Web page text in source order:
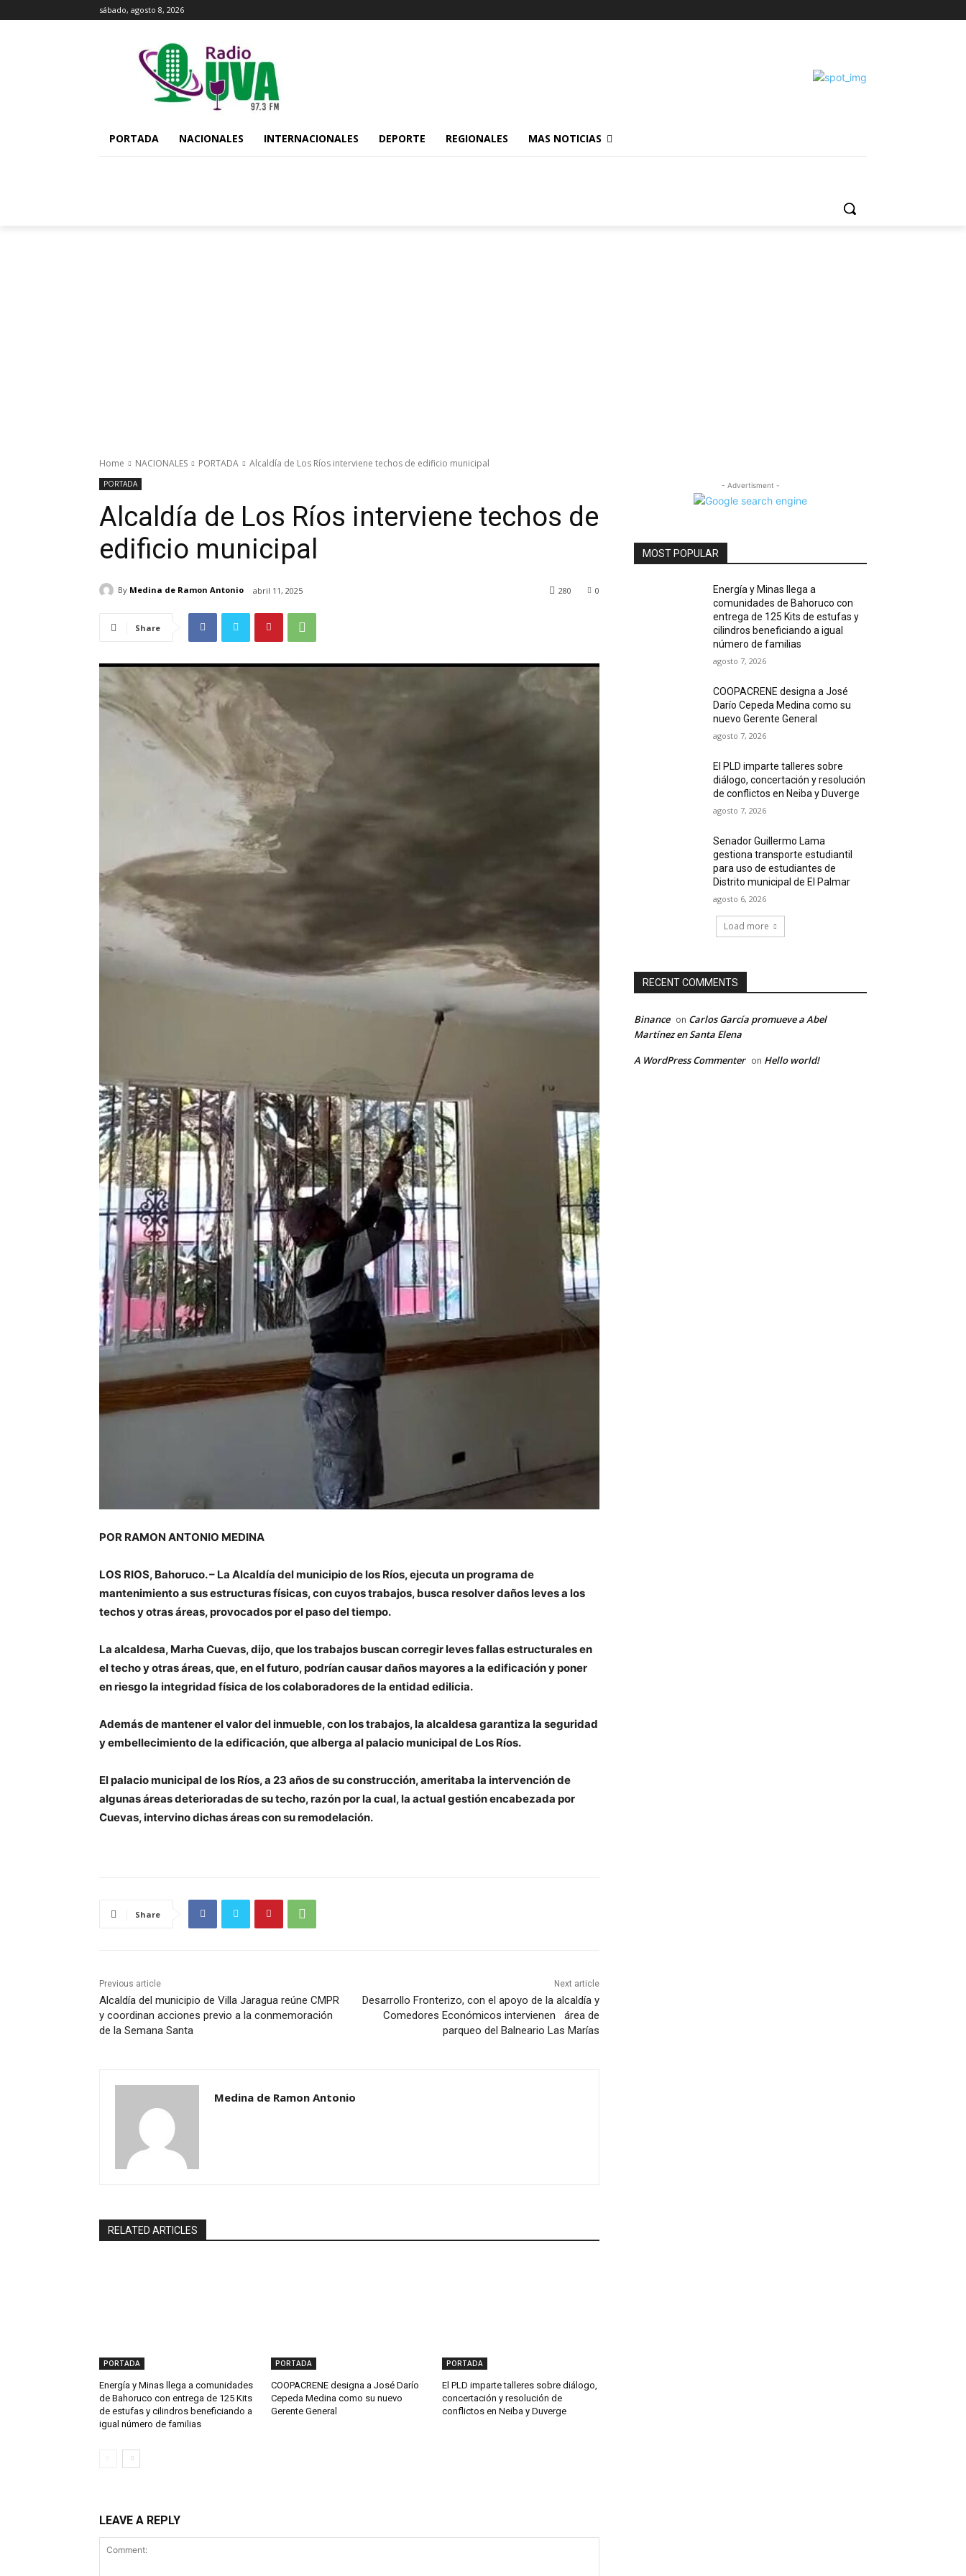
sábado, agosto 8, 2026
PORTADA NACIONALES INTERNACIONALES DEPORTE REGIONALES MAS NOTICIAS
Home NACIONALES PORTADA Alcaldía de Los Ríos interviene techos de edificio municipal
PORTADA
Alcaldía de Los Ríos interviene techos de
edificio municipal
By Medina de Ramon Antonio abril 11, 2025 0
280
Share
POR RAMON ANTONIO MEDINA
LOS RIOS, Bahoruco. – La Alcaldía del municipio de los Ríos, ejecuta un programa de
mantenimiento a sus estructuras físicas, con cuyos trabajos, busca resolver daños leves a los
techos y otras áreas, provocados por el paso del tiempo.
La alcaldesa, Marha Cuevas, dijo, que los trabajos buscan corregir leves fallas estructurales en
el techo y otras áreas, que, en el futuro, podrían causar daños mayores a la edificación y poner
en riesgo la integridad física de los colaboradores de la entidad edilicia.
Además de mantener el valor del inmueble, con los trabajos, la alcaldesa garantiza la seguridad
y embellecimiento de la edificación, que alberga al palacio municipal de Los Ríos.
El palacio municipal de los Ríos, a 23 años de su construcción, ameritaba la intervención de
algunas áreas deterioradas de su techo, razón por la cual, la actual gestión encabezada por
Cuevas, intervino dichas áreas con su remodelación.
Share
Previous article
Alcaldía del municipio de Villa Jaragua reúne CMPR
y coordinan acciones previo a la conmemoración
de la Semana Santa
Next article
Desarrollo Fronterizo, con el apoyo de la alcaldía y
Comedores Económicos intervienen área de
parqueo del Balneario Las Marías
Medina de Ramon Antonio
RELATED ARTICLES
PORTADA
Energía y Minas llega a comunidades
de Bahoruco con entrega de 125 Kits
de estufas y cilindros beneficiando a
igual número de familias
PORTADA
COOPACRENE designa a José Darío
Cepeda Medina como su nuevo
Gerente General
PORTADA
El PLD imparte talleres sobre diálogo,
concertación y resolución de
conflictos en Neiba y Duverge
LEAVE A REPLY
- Advertisment -
MOST POPULAR
Energía y Minas llega a
comunidades de Bahoruco con
entrega de 125 Kits de estufas y
cilindros beneficiando a igual
número de familias
agosto 7, 2026
COOPACRENE designa a José
Darío Cepeda Medina como su
nuevo Gerente General
agosto 7, 2026
El PLD imparte talleres sobre
diálogo, concertación y resolución
de conflictos en Neiba y Duverge
agosto 7, 2026
Senador Guillermo Lama
gestiona transporte estudiantil
para uso de estudiantes de
Distrito municipal de El Palmar
agosto 6, 2026
Load more
RECENT COMMENTS
Binance on Carlos García promueve a Abel
Martínez en Santa Elena
A WordPress Commenter on Hello world!